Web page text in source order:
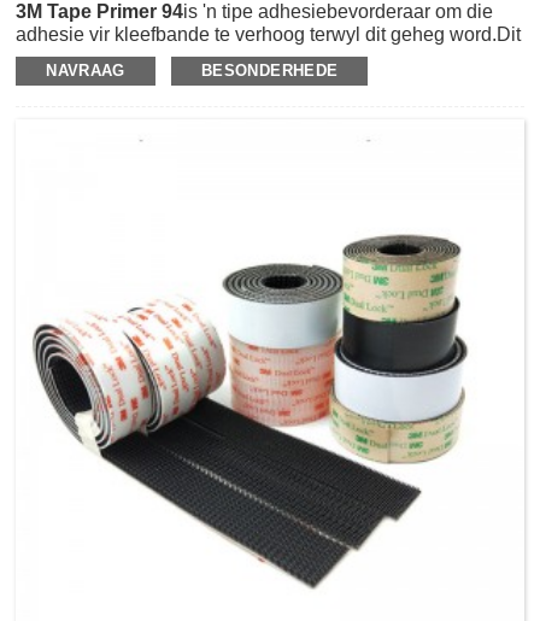
3M Tape Primer 94is 'n tipe adhesiebevorderaar om die
adhesie vir kleefbande te verhoog terwyl dit geheg word.Dit
kan die adhesie aan verskeie materiale soos poliëtileen
polipropileen, ABS, PET/PBT en sommige ander taai
adhesie van film en vinielgrafika te verhoog in
NAVRAAG BESONDERHEDE